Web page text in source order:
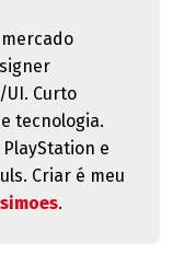
UI. Curto
tecnologia.
e
Criar é meu
.